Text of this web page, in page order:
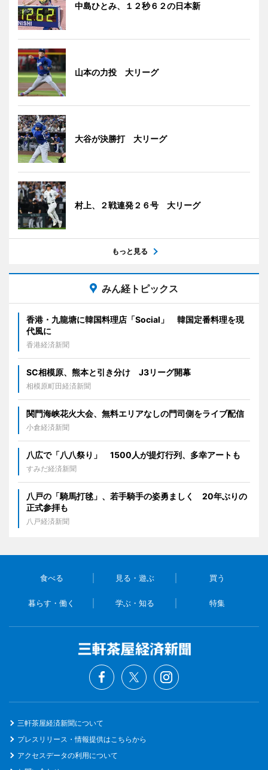
中島ひとみ、１２秒６２の日本新
山本の力投 大リーグ
大谷が決勝打 大リーグ
村上、２戦連発２６号 大リーグ
もっと見る
みん経トピックス
香港・九龍塘に韓国料理店「Social」 韓国定番料理を現
代風に
香港経済新聞
SC相模原、熊本と引き分け J3リーグ開幕
相模原町田経済新聞
関門海峡花火大会、無料エリアなしの門司側をライブ配信
小倉経済新聞
八広で「八八祭り」 1500人が提灯行列、多幸アートも
すみだ経済新聞
八戸の「騎馬打毬」、若手騎手の姿勇ましく 20年ぶりの
正式参拝も
八戸経済新聞
食べる 見る・遊ぶ 買う
暮らす・働く 学ぶ・知る 特集
三軒茶屋経済新聞について
プレスリリース・情報提供はこちらから
アクセスデータの利用について